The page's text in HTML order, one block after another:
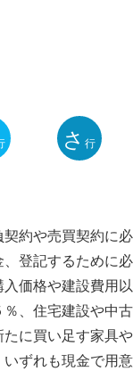
さ行
約や売買契約に
登記するために
価格や建設費用
、住宅建設や中
に買い足す家具
ずれも現金で用意